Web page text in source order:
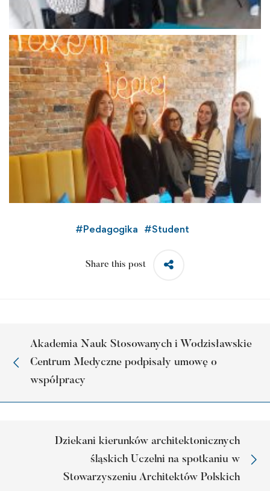
#Pedagogika #Student
Share this post
Akademia Nauk Stosowanych i Wodzisławskie
Centrum Medyczne podpisały umowę o
współpracy
Dziekani kierunków architektonicznych
śląskich Uczelni na spotkaniu w
Stowarzyszeniu Architektów Polskich